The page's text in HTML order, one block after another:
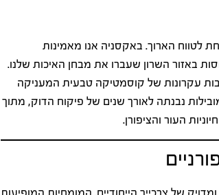
לטווח הארוך. באקסניה אנו מאמינות
באזור השרון שעברו את מבחן האיכות שלנו.
עקרונות של קוסמטיקה טבעית המעניקה
נבנתה לאורך שנים של פיקוח הדוק, מתוך
העור והציפורן.